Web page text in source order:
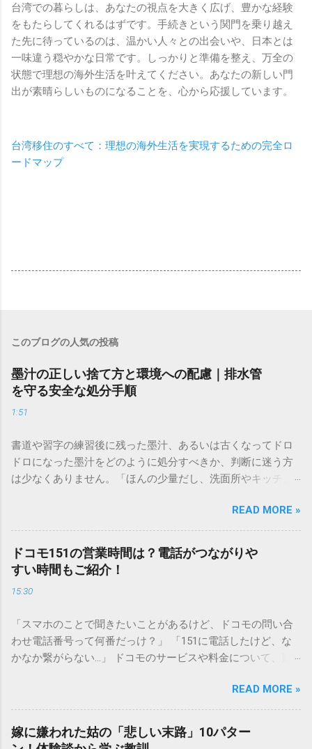
台湾での暮らしは、あなたの視点を大きく広げ、豊かな経験
をもたらしてくれるはずです。手続きという関門を乗り越え
た先に待っているのは、温かい人々との出会いや、日本とは
一味違う穏やかな日常です。しっかりと準備を整え、万全の
状態で理想の海外生活を叶えてください。あなたの新しい門
出が素晴らしいものになることを、心から応援しています。
台湾移住のすべて：理想の海外生活を実現するための完全ロ
ードマップ
このブログの人気の投稿
墨汁の正しい捨て方と環境への配慮｜排水管
を守る安全な処分手順
1:51
書道や習字の練習後に残った墨汁、あるいは古くなってドロ
ドロになった墨汁をどのように処分すべきか、判断に迷う方
は少なくありません。「ほんの少量だし、洗面所やキッチン
と、実は予期せぬトラブルを招く原因となります。 墨汁は、
一般的な生活排水とは性質が大きく異なります。そのまま排
水口へ流すことは環境負荷だけでなく、ご自宅の排水設備を
傷める可能性も高いため、非常に危険です。この記事では、
墨汁を安全かつ環境に優しい方法で処分するための手順と、
容器を適切に分別する方法を徹底解説します。 墨汁を「排水
す）」と「膠（にかわ）」、そして水です。これらは非常に
微細かつ独特の粘性を持っているため、下水処理や配管維持
の観点から以下の問題が発生します。 1. 環境への深刻な負荷
施設であっても、これらの微粒子を完全に分解・除去するこ
とは容易ではありません。大量に流し続けると河川や海まで
到達し、水質の濁りや生態系へ悪影響を及ぼすリスクがあり
ます。 2. 排水管の詰まりと劣化 墨汁の粘度を保っている「膠
READ MORE »
ドコモ151の営業時間は？電話がつながりや
すい時間もご紹介！
15:30
「スマホのことで聞きたいことがあるけど、ドコモの問い合
わせ電話番号って何番だっけ？」 「151に電話したけど、な
かなか繋がらない…」 ドコモのサービスや料金について、疑
ンフォメーションセンター」の専用電話番号「151」ですよ
ね。 でも、「 ドコモ151は何時まで 営業しているの？」「
151は何時から 受付可能なの？」と営業時間がわからず、な
かなか電話ができない方もいるかもしれません。 この記事で
READ MORE »
嫁に嫌われた姑の「悲しい末路」10パター